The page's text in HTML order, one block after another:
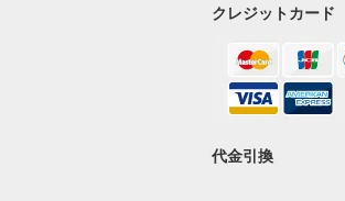
クレジットカード
代金引換